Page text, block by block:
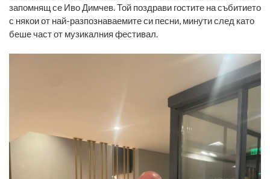
запомнящ се Иво Димчев. Той поздрави гостите на събитието
с някои от най-разпознаваемите си песни, минути след като
беше част от музикалния фестивал.